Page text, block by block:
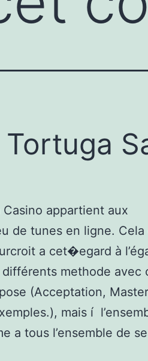
appartient aux
de tunes en ligne. Cela
a cet�egard à
methode avec
(Acceptation,
mais í
a tous l’ensemble de